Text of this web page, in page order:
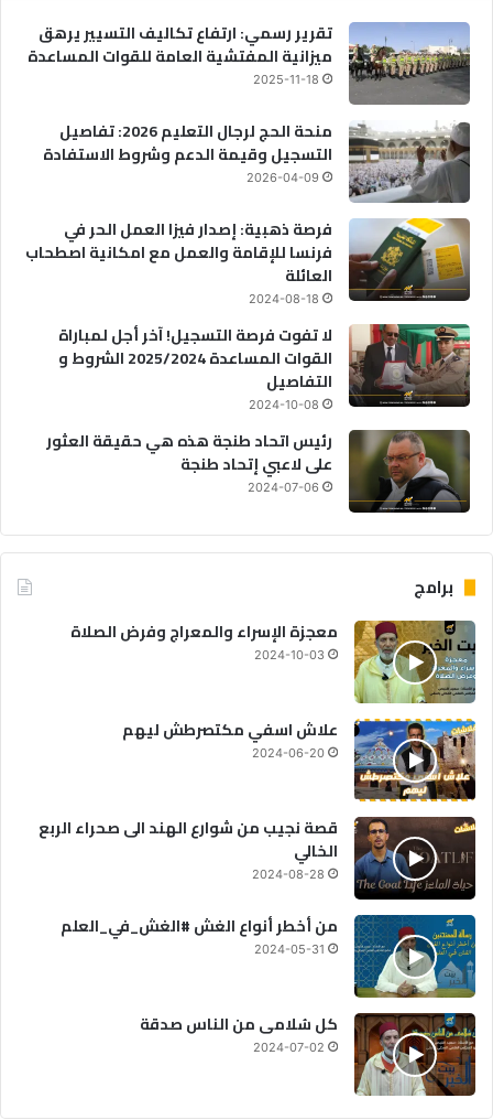
تقرير رسمي: ارتفاع تكاليف التسيير يرهق
ميزانية المفتشية العامة للقوات المساعدة
2025-11-18
منحة الحج لرجال التعليم 2026: تفاصيل
التسجيل وقيمة الدعم وشروط الاستفادة
2026-04-09
فرصة ذهبية: إصدار فيزا العمل الحر في
فرنسا للإقامة والعمل مع امكانية اصطحاب
العائلة
2024-08-18
لا تفوت فرصة التسجيل! آخر أجل لمباراة
القوات المساعدة 2025/2024 الشروط و
التفاصيل
2024-10-08
رئيس اتحاد طنجة هذه هي حقيقة العثور
على لاعبي إتحاد طنجة
2024-07-06
برامج
معجزة الإسراء والمعراج وفرض الصلاة
2024-10-03
علاش اسفي مكتصرطش ليهم
2024-06-20
قصة نجيب من شوارع الهند الى صحراء الربع
الخالي
2024-08-28
من أخطر أنواع الغش #الغش_في_العلم
2024-05-31
كل سُلامى من الناس صدقة
2024-07-02